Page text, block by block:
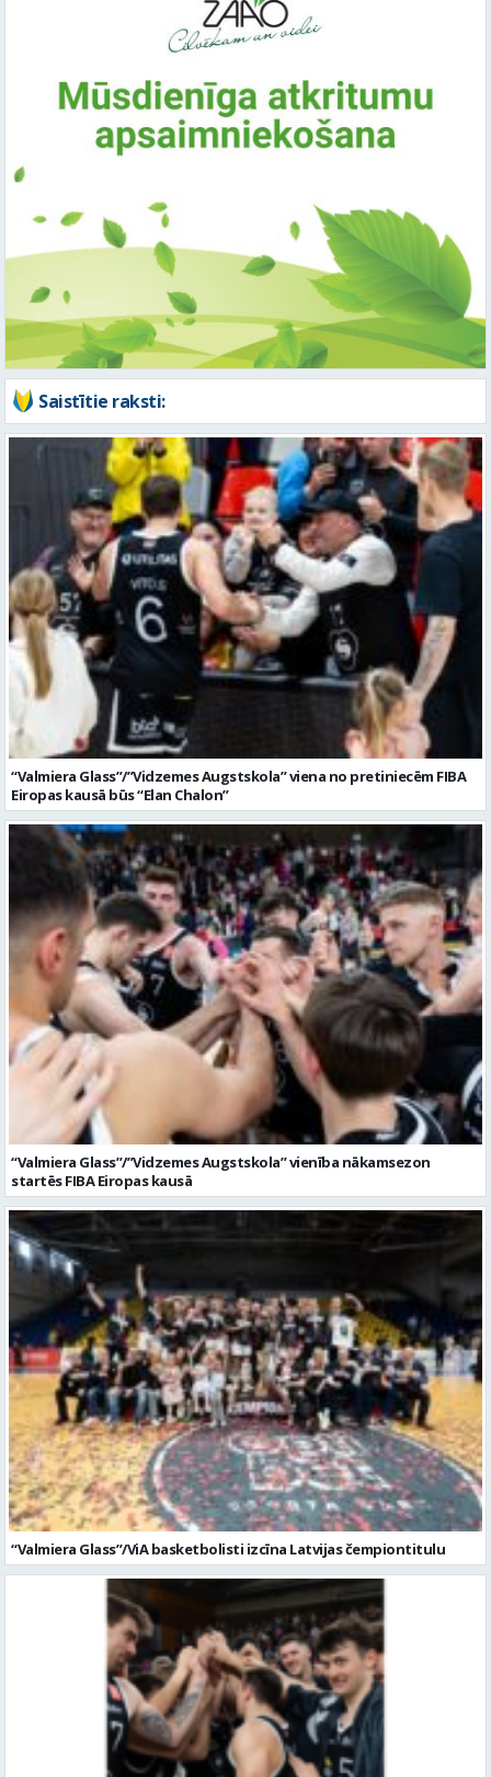
Saistītie raksti:
“Valmiera Glass”/”Vidzemes Augstskola” viena no pretiniecēm FIBA
Eiropas kausā būs “Elan Chalon”
“Valmiera Glass”/”Vidzemes Augstskola” vienība nākamsezon
startēs FIBA Eiropas kausā
“Valmiera Glass”/ViA basketbolisti izcīna Latvijas čempiontitulu